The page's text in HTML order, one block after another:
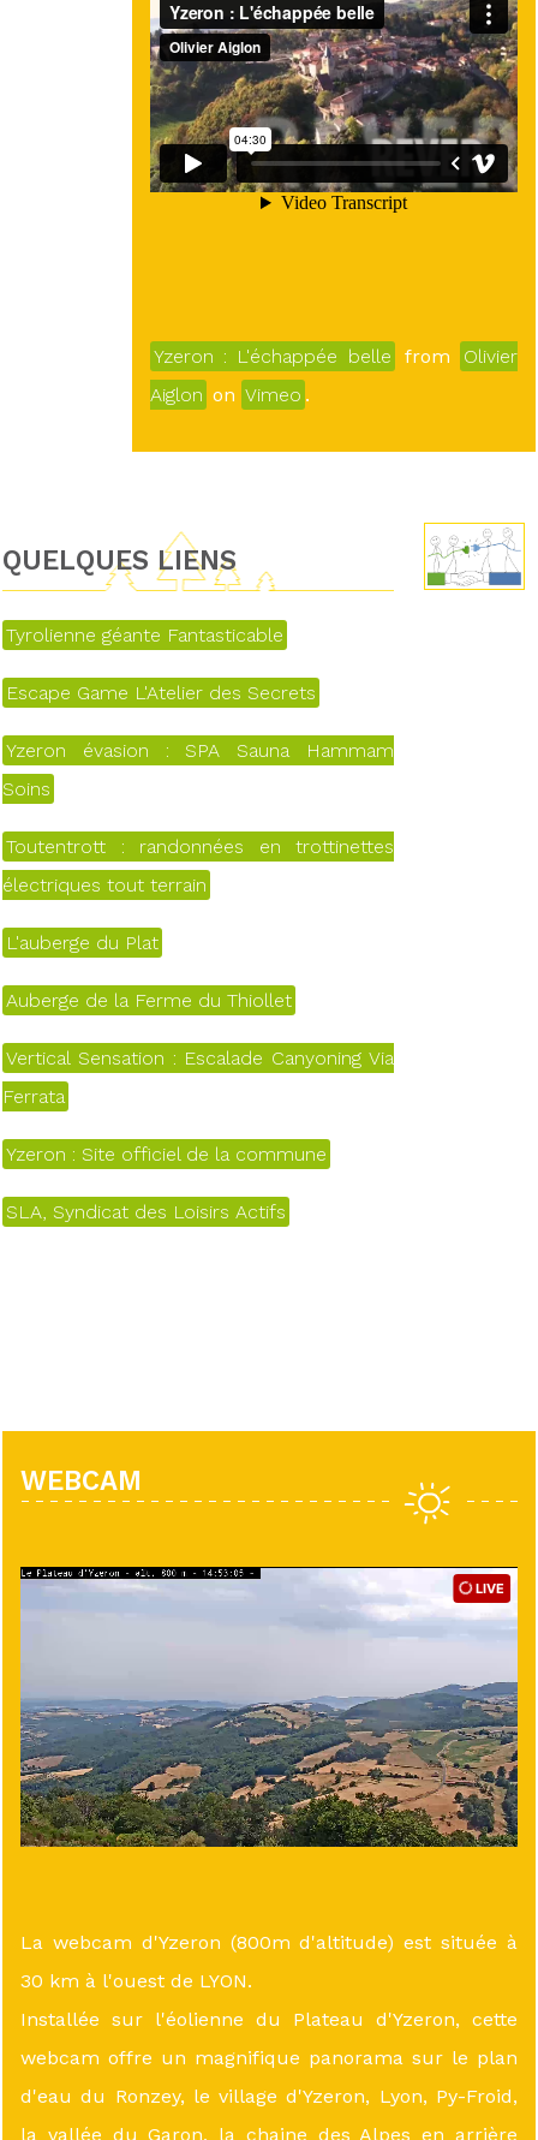
Yzeron : L'échappée belle from
Olivier
Aiglon on Vimeo .
QUELQUES LIENS
Tyrolienne géante Fantasticable
Escape Game L'Atelier des Secrets
Yzeron évasion : SPA Sauna Hammam
Soins
Toutentrott : randonnées en trottinettes
électriques tout terrain
L'auberge du Plat
Auberge de la Ferme du Thiollet
Vertical Sensation : Escalade Canyoning Via
Ferrata
Yzeron : Site officiel de la commune
SLA, Syndicat des Loisirs Actifs
WEBCAM
La webcam d'Yzeron (800m d'altitude) est située à
30 km à l'ouest de LYON.
Installée sur l'éolienne du Plateau d'Yzeron, cette
webcam offre un magnifique panorama sur le plan
d'eau du Ronzey, le village d'Yzeron, Lyon, Py-Froid,
la vallée du Garon, la chaine des Alpes en arrière